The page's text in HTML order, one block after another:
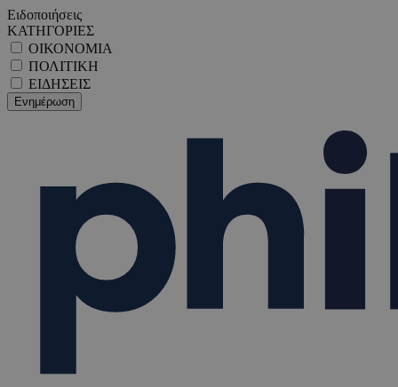
Ειδοποιήσεις
ΚΑΤΗΓΟΡΙΕΣ
ΟΙΚΟΝΟΜΙΑ
ΠΟΛΙΤΙΚΗ
ΕΙΔΗΣΕΙΣ